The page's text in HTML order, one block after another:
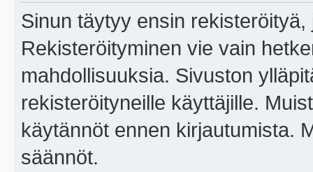
Sinun täytyy ensin
Rekisteröityminen vie vain
mahdollisuuksia. Sivuston
rekisteröityneille käyttäjille.
käytännöt ennen kirjautumista.
säännöt.